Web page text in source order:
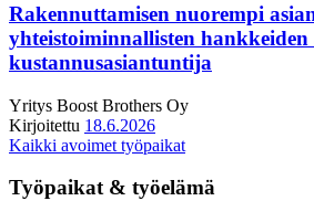
Rakennuttamisen nuorempi
yhteistoiminnallisten
kustannusasiantuntija
Yritys Boost Brothers Oy
Kirjoitettu 18.6.2026
Kaikki avoimet työpaikat
Työpaikat & työelämä